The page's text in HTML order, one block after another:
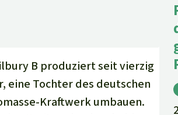
B produziert seit vierzig
eine Tochter des deutschen
Kraftwerk umbauen.